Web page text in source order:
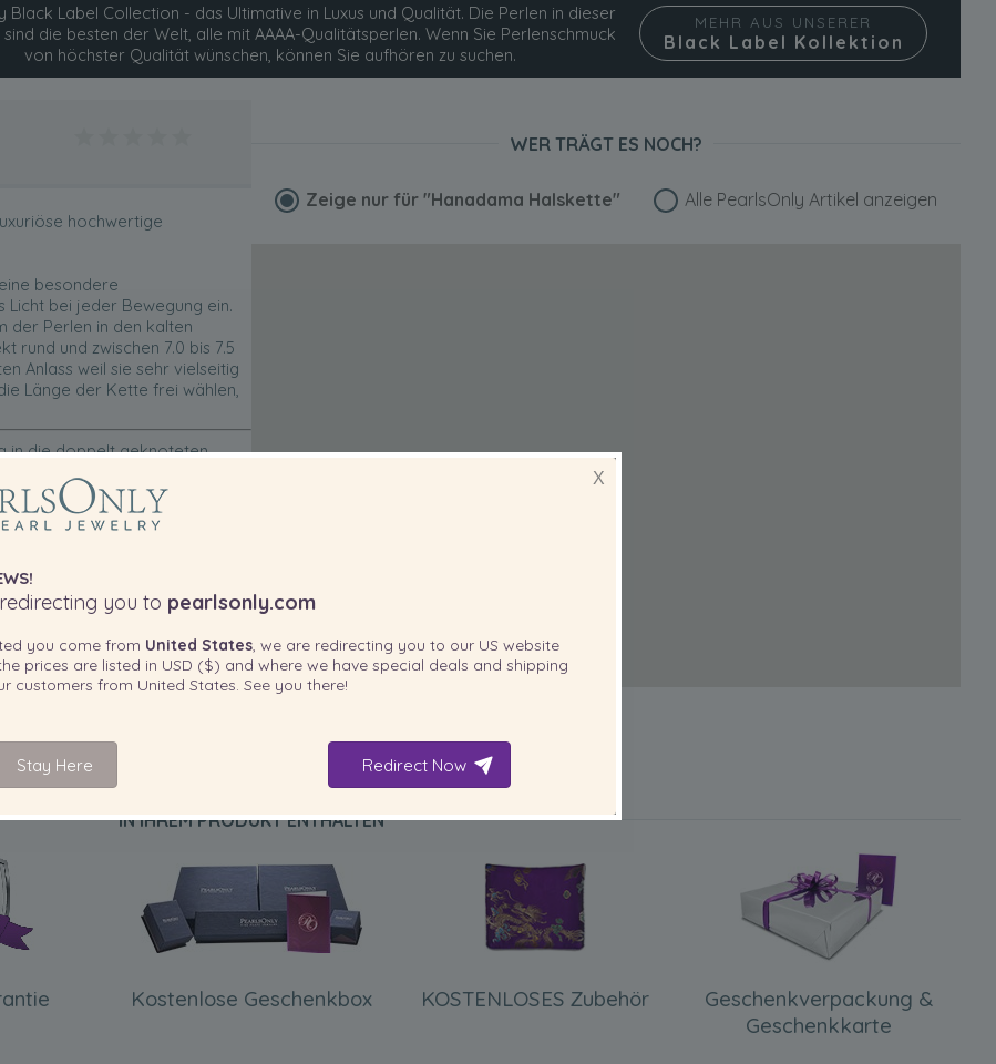
Black Label Collection - das Ultimative in Luxus und Qualität. Die Perlen in dieser
die besten der Welt, alle mit AAAA-Qualitätsperlen. Wenn Sie Perlenschmuck
von höchster Qualität wünschen, können Sie aufhören zu suchen.
MEHR AUS UNSERER
Black Label Kollektion
hochwertige
besondere
Licht bei jeder Bewegung ein.
der Perlen in den kalten
rund und zwischen 7.0 bis 7.5
Anlass weil sie sehr vielseitig
Länge der Kette frei wählen,
in die doppelt geknoteten
verschließen. Das Stück ist
Pearl Science Laboratory
durch die Japan Pearl
Ihre Perlenkette den
WER TRÄGT ES NOCH?
Zeige nur für "Hanadama Halskette" Alle PearlsOnly Artikel anzeigen
IN IHREM PRODUKT ENTHALTEN
Kostenlose Geschenkbox KOSTENLOSES Zubehör
Geschenkverpackung &
Geschenkkarte
X
you to pearlsonly.com
you come from United States, we are redirecting you to our US website
prices are listed in USD ($) and where we have special deals and shipping
customers from United States . See you there!
Stay Here Redirect Now